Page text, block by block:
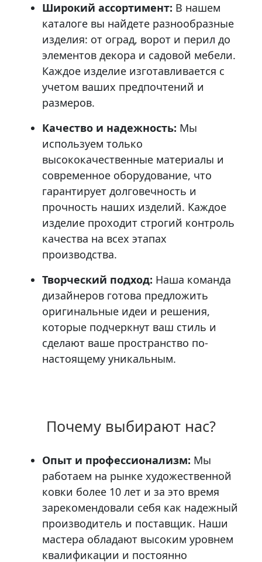
Широкий ассортимент: В нашем
каталоге вы найдете разнообразные
изделия: от оград, ворот и перил до
элементов декора и садовой мебели.
Каждое изделие изготавливается с
учетом ваших предпочтений и
размеров.
Качество и надежность: Мы
используем только
высококачественные материалы и
современное оборудование, что
гарантирует долговечность и
прочность наших изделий. Каждое
изделие проходит строгий контроль
качества на всех этапах
производства.
Творческий подход: Наша команда
дизайнеров готова предложить
оригинальные идеи и решения,
которые подчеркнут ваш стиль и
сделают ваше пространство по-
настоящему уникальным.
Почему выбирают нас?
Опыт и профессионализм: Мы
работаем на рынке художественной
ковки более 10 лет и за это время
зарекомендовали себя как надежный
производитель и поставщик. Наши
мастера обладают высоким уровнем
квалификации и постоянно